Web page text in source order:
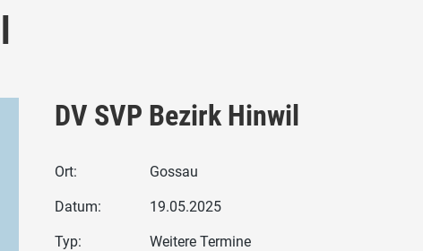
DV SVP Bezirk Hinwil
Ort: Gossau
Datum: 19.05.2025
Typ: Weitere Termine